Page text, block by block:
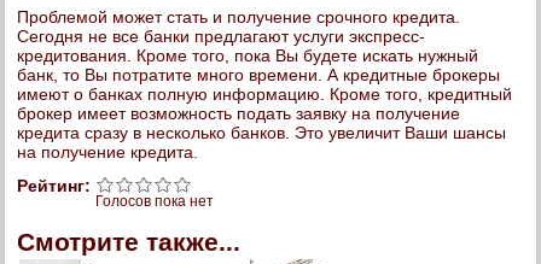
Проблемой может стать и получение срочного кредита.
Сегодня не все банки предлагают услуги экспресс-
кредитования. Кроме того, пока Вы будете искать нужный
банк, то Вы потратите много времени. А кредитные брокеры
имеют о банках полную информацию. Кроме того, кредитный
брокер имеет возможность подать заявку на получение
кредита сразу в несколько банков. Это увеличит Ваши шансы
на получение кредита.
Рейтинг:
Голосов пока нет
Смотрите также...